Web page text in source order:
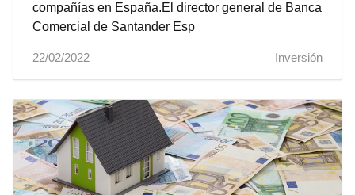
compañías en España.El director general de Banca
Comercial de Santander Esp
22/02/2022 Inversión